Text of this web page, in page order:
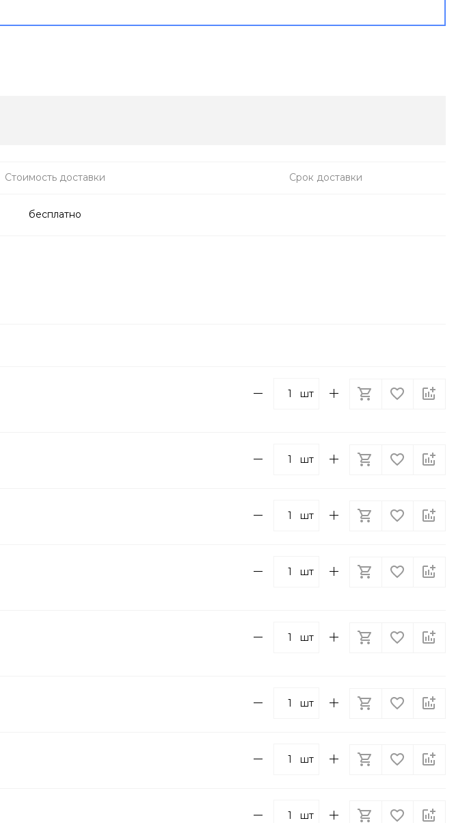
Стоимость доставки Срок доставки
бесплатно
шт
шт
шт
шт
шт
шт
шт
шт